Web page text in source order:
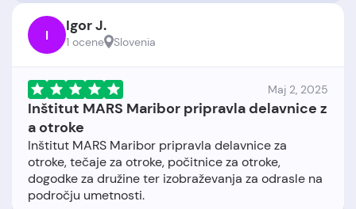
I Igor J.
1 ocene Slovenia
Maj 2, 2025
Inštitut MARS Maribor pripravla delavnice z
a otroke
Inštitut MARS Maribor pripravla delavnice za
otroke, tečaje za otroke, počitnice za otroke,
dogodke za družine ter izobraževanja za odrasle na